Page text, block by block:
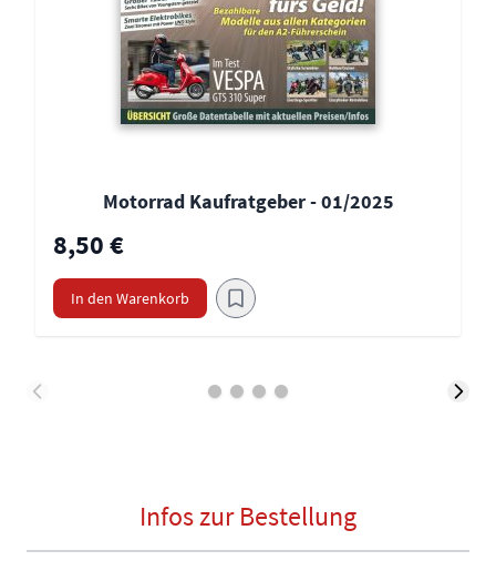
Motorrad Kaufratgeber - 01/2025
8,50 €
In den Warenkorb
Infos zur Bestellung